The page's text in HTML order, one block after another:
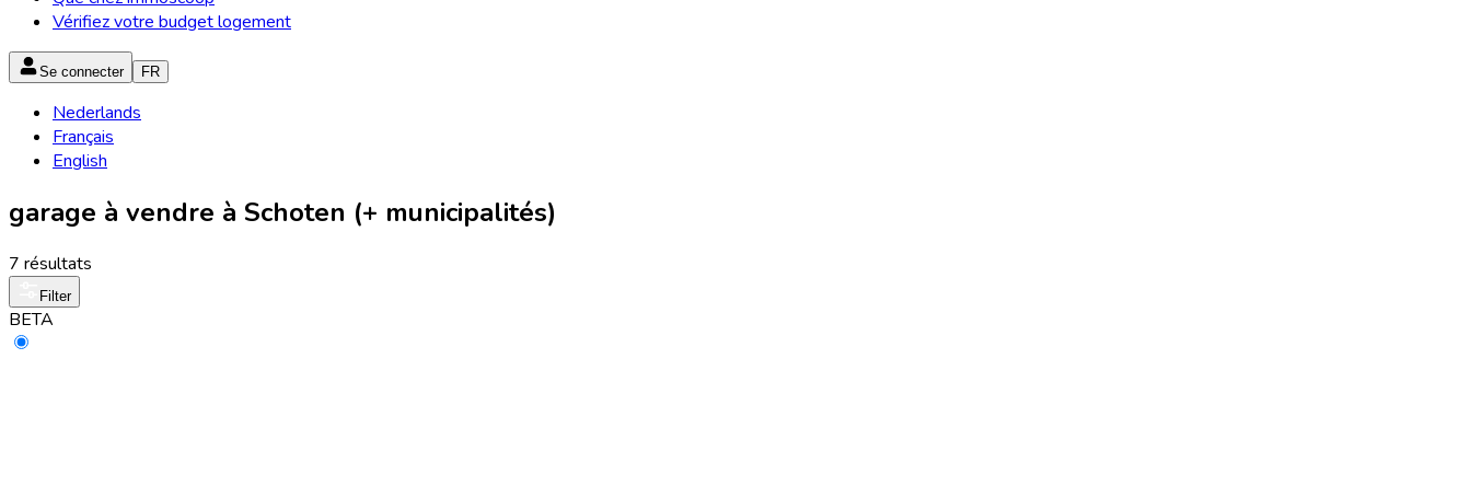
Vérifiez votre budget logement
Se connecter FR
Nederlands
Français
English
garage à vendre à Schoten (+ municipalités)
7 résultats
Filter
BETA